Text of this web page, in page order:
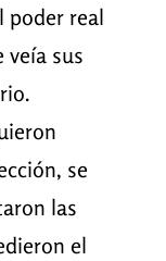
poder real
veía sus
se
las
el